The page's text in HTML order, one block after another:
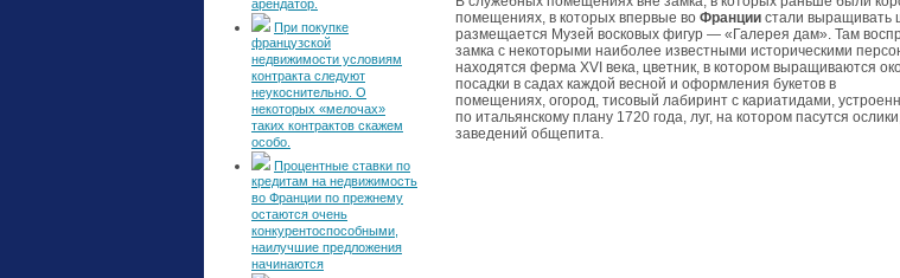
арендатор.
При покупке
французской
недвижимости условиям
контракта следуют
неукоснительно. О
некоторых «мелочах»
таких контрактов скажем
особо.
Процентные ставки по
кредитам на недвижимость
во Франции по прежнему
остаются очень
конкурентоспособными,
наилучшие предложения
начинаются
помещениях, в которых впервые во Франции стали выращивать
размещается Музей восковых фигур — «Галерея дам». Там
замка с некоторыми наиболее известными историческими
находятся ферма XVI века, цветник, в котором выращиваются
посадки в садах каждой весной и оформления букетов в
помещениях, огород, тисовый лабиринт с кариатидами,
по итальянскому плану 1720 года, луг, на котором пасутся
заведений общепита.